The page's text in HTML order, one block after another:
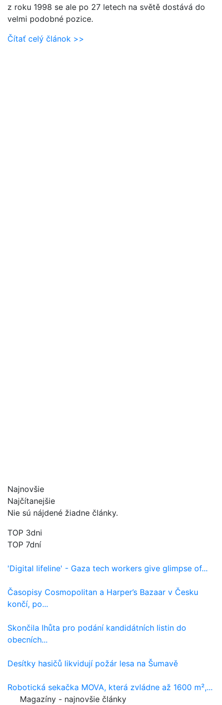
z roku 1998 se ale po 27 letech na světě dostává do
velmi podobné pozice.
Čítať celý článok >>
Najnovšie
Najčítanejšie
Nie sú nájdené žiadne články.
TOP 3dni
TOP 7dní
'Digital lifeline' - Gaza tech workers give glimpse of...
Časopisy Cosmopolitan a Harper’s Bazaar v Česku
končí, po...
Skončila lhůta pro podání kandidátních listin do
obecních...
Desítky hasičů likvidují požár lesa na Šumavě
Robotická sekačka MOVA, která zvládne až 1600 m²,...
Magazíny - najnovšie články